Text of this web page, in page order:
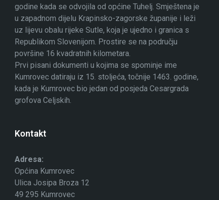
godine kada se odvojila od općine Tuhelj. Smještena je
u zapadnom dijelu Krapinsko-zagorske županije i leži
uz lijevu obalu rijeke Sutle, koja je ujedno i granica s
Republikom Slovenijom. Prostire se na području
površine 16 kvadratnih kilometara.
Prvi pisani dokumenti u kojima se spominje ime
Kumrovec datiraju iz 15. stoljeća, točnije 1463. godine,
kada je Kumrovec bio jedan od posjeda Cesargrada
grofova Celjskih.
Kontakt
Adresa:
Općina Kumrovec
Ulica Josipa Broza 12
49 295 Kumrovec